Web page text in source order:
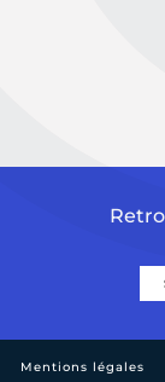
Mentions légales